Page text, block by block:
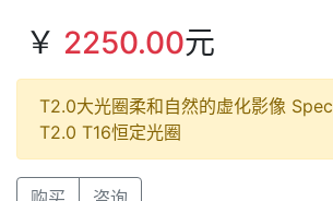
￥ 2250.00元
T2.0大光圈柔和自然的虚化影像
T2.0 T16恒定光圈